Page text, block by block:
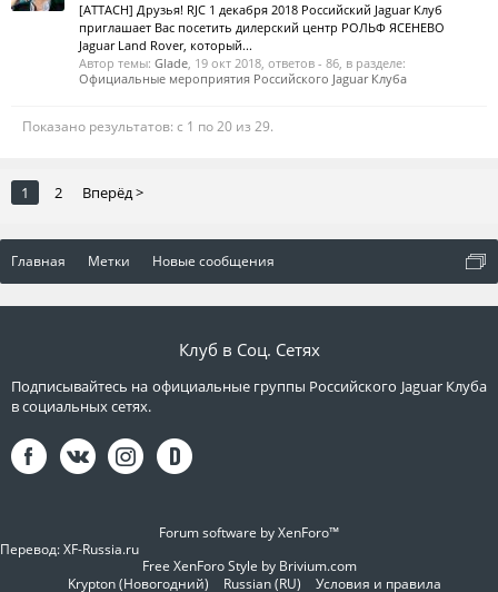
[ATTACH] Друзья! RJC 1 декабря 2018 Российский Jaguar Клуб
приглашает Вас посетить дилерский центр РОЛЬФ ЯСЕНЕВО
Jaguar Land Rover, который...
Автор темы: Glade, 19 окт 2018, ответов - 86, в разделе:
Официальные мероприятия Российского Jaguar Клуба
Показано результатов: с 1 по 20 из 29.
1 2 Вперёд >
Главная Метки Новые сообщения
Клуб в Соц. Сетях
Подписывайтесь на официальные группы Российского Jaguar Клуба
в социальных сетях.
Forum software by XenForo™
Перевод:XF-Russia.ru
Free XenForo Style by Brivium.com
Krypton (Новогодний)
Russian (RU) Условия и правила